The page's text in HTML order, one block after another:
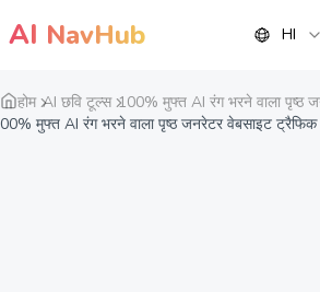
AI NavHub HI
होम AI छवि टूल्स 100% मुफ्त AI रंग भरने वाला पृष्ठ
मुफ्त AI रंग भरने वाला पृष्ठ जनरेटर वेबसाइट ट्रैफिक